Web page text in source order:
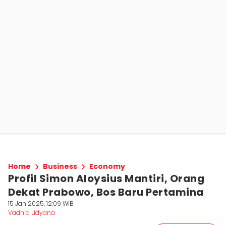
Home Business Economy
Profil Simon Aloysius Mantiri, Orang
Dekat Prabowo, Bos Baru Pertamina
15 Jan 2025, 12:09 WIB
Vadhia Lidyana